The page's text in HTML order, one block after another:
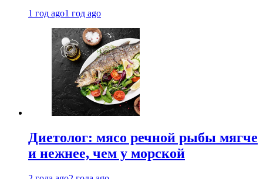
1 год ago1 год ago
Диетолог: мясо речной рыбы мягче
и нежнее, чем у морской